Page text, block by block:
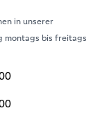
in unserer
montags bis freitags